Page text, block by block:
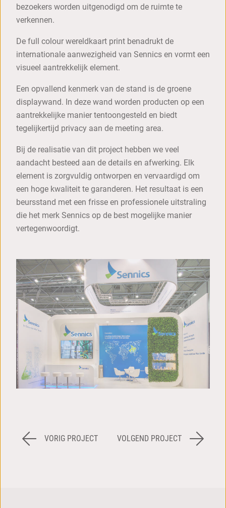
bezoekers worden uitgenodigd om de ruimte te
verkennen.
De full colour wereldkaart print benadrukt de
internationale aanwezigheid van Sennics en vormt een
visueel aantrekkelijk element.
Een opvallend kenmerk van de stand is de groene
displaywand. In deze wand worden producten op een
aantrekkelijke manier tentoongesteld en biedt
tegelijkertijd privacy aan de meeting area.
Bij de realisatie van dit project hebben we veel
aandacht besteed aan de details en afwerking. Elk
element is zorgvuldig ontworpen en vervaardigd om
een hoge kwaliteit te garanderen. Het resultaat is een
beursstand met een frisse en professionele uitstraling
die het merk Sennics op de best mogelijke manier
vertegenwoordigt.
VORIG PROJECT VOLGEND PROJECT